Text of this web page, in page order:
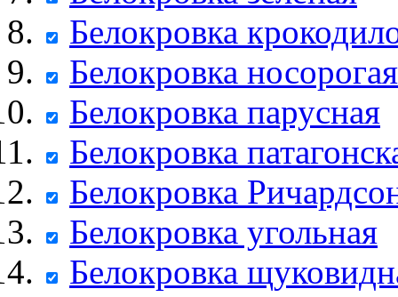
Белокровка
Белокровка носорогая
Белокровка парусная
Белокровка
Белокровка
Белокровка угольная
Белокровка